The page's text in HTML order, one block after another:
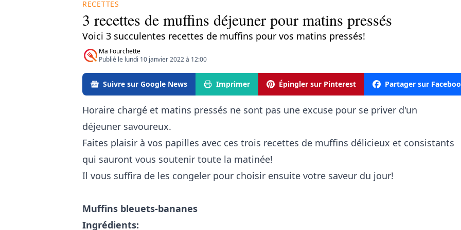
RECETTES
3 recettes de muffins déjeuner pour matins pressés
Voici 3 succulentes recettes de muffins pour vos matins pressés!
Ma Fourchette
Publié le lundi 10 janvier 2022 à 12:00
Suivre sur Google News Imprimer Épingler sur Pinterest Partager sur
Horaire chargé et matins pressés ne sont pas une excuse pour se priver d'un
déjeuner savoureux.
Faites plaisir à vos papilles avec ces trois recettes de muffins délicieux et consistants
qui sauront vous soutenir toute la matinée!
Il vous suffira de les congeler pour choisir ensuite votre saveur du jour!
Muffins bleuets-bananes
Ingrédients: